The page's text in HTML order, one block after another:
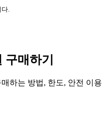
다.
매하기
하는 방법, 한도, 안전 이용